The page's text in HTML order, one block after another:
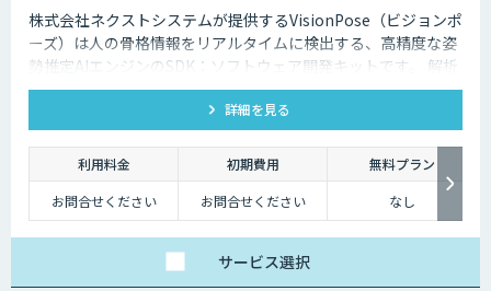
株式会社ネクストシステムが提供するVisionPose（ビジョンポ
ーズ）は人の骨格情報をリアルタイムに検出する、高精度な姿
勢推定AIエンジンのSDK：ソフトウェア開発キットです。 解析
から得た骨格データは、用途やジャンルを問わず商用利用や研
究・開発に利用できます。
詳細を見る
利用料金 初期費用
無料プラン
お問合せください
お問合せください なし
サービス選択